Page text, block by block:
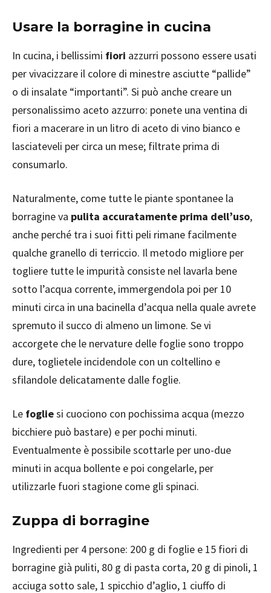
Usare la borragine in cucina
In cucina, i bellissimi fiori azzurri possono essere usati
per vivacizzare il colore di minestre asciutte “pallide”
o di insalate “importanti”. Si può anche creare un
personalissimo aceto azzurro: ponete una ventina di
fiori a macerare in un litro di aceto di vino bianco e
lasciateveli per circa un mese; filtrate prima di
consumarlo.
Naturalmente, come tutte le piante spontanee la
borragine va pulita accuratamente prima dell’uso,
anche perché tra i suoi fitti peli rimane facilmente
qualche granello di terriccio. Il metodo migliore per
togliere tutte le impurità consiste nel lavarla bene
sotto l’acqua corrente, immergendola poi per 10
minuti circa in una bacinella d’acqua nella quale avrete
spremuto il succo di almeno un limone. Se vi
accorgete che le nervature delle foglie sono troppo
dure, toglietele incidendole con un coltellino e
sfilandole delicatamente dalle foglie.
Le fogliesi cuociono con pochissima acqua (mezzo
bicchiere può bastare) e per pochi minuti.
Eventualmente è possibile scottarle per uno-due
minuti in acqua bollente e poi congelarle, per
utilizzarle fuori stagione come gli spinaci.
Zuppa di borragine
Ingredienti per 4 persone: 200 g di foglie e 15 fiori di
borragine già puliti, 80 g di pasta corta, 20 g di pinoli, 1
acciuga sotto sale, 1 spicchio d’aglio, 1 ciuffo di